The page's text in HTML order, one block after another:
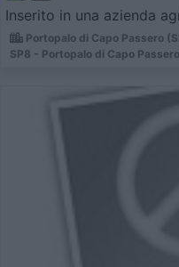
Inserito in una azienda
Portopalo di Capo Passero
SP8 - Portopalo di Capo Passero